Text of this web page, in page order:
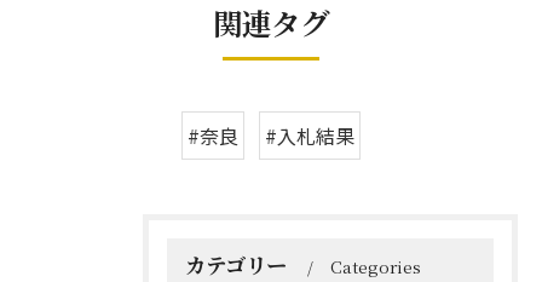
関連タグ
#奈良 #入札結果
カテゴリー Categories